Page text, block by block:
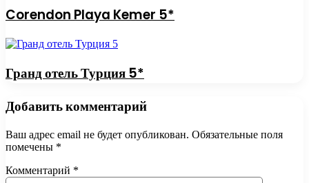
Corendon Playa Kemer 5*
Гранд отель Турция 5*
Добавить комментарий
Ваш адрес email не будет опубликован. Обязательные поля
помечены *
Комментарий *